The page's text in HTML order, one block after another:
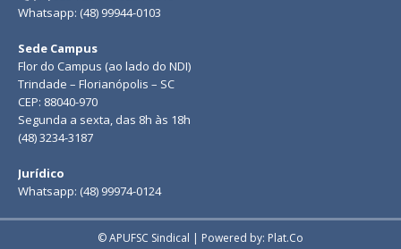
Whatsapp: (48) 99944-0103
Sede Campus
Flor do Campus (ao lado do NDI)
Trindade – Florianópolis – SC
CEP: 88040-970
Segunda a sexta, das 8h às 18h
(48) 3234-3187
Jurídico
Whatsapp: (48) 99974-0124
© APUFSC Sindical | Powered by: Plat.Co